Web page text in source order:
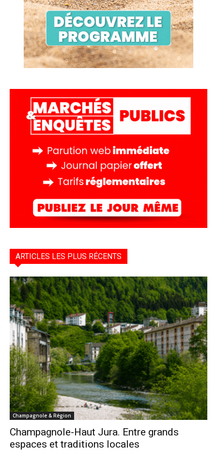
ARTICLES LES PLUS RÉCENTS
Champagnole & Région
Champagnole-Haut Jura. Entre grands
espaces et traditions locales